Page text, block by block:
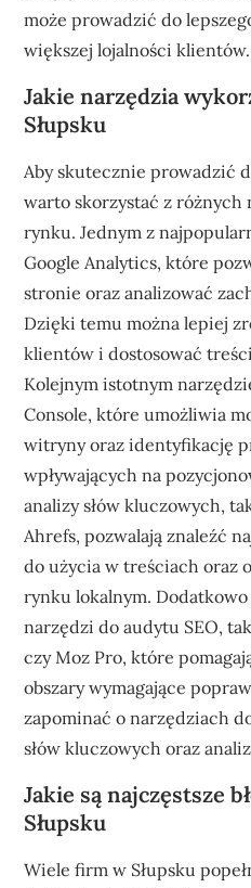
może prowadzić do
większej lojalności klientów.
Jakie narzędzia
Słupsku
Aby skutecznie prowadzić
warto skorzystać z
rynku. Jednym z
Google Analytics, które
stronie oraz analizować
Dzięki temu można lepiej
klientów i dostosować
Kolejnym istotnym
Console, które umożliwia
witryny oraz identyfikację
wpływających na
analizy słów kluczowych,
Ahrefs, pozwalają znaleźć
do użycia w treściach oraz
rynku lokalnym.
narzędzi do audytu SEO,
czy Moz Pro, które
obszary wymagające
zapominać o narzędziach
słów kluczowych oraz
Jakie są najczęstsze
Słupsku
Wiele firm w Słupsku